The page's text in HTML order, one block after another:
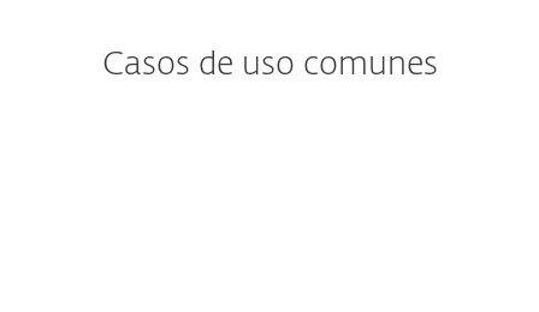
Casos de uso comunes